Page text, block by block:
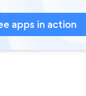
apps in action